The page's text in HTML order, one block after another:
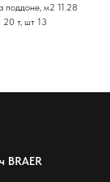
поддоне, м2 11.28
20 т, шт 13
BRAER